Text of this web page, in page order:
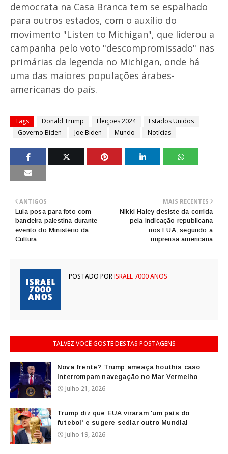
democrata na Casa Branca tem se espalhado
para outros estados, com o auxílio do
movimento "Listen to Michigan", que liderou a
campanha pelo voto "descompromissado" nas
primárias da legenda no Michigan, onde há
uma das maiores populações árabes-
americanas do país.
Tags Donald Trump Eleições 2024
Estados Unidos
Governo Biden
Joe Biden Mundo Notícias
MAIS RECENTES
Nikki Haley desiste da corrida
pela indicação republicana
nos EUA, segundo a
imprensa americana
ANTIGOS
Lula posa para foto com
bandeira palestina durante
evento do Ministério da
Cultura
POSTADO PORISRAEL 7000 ANOS
TALVEZ VOCÊ GOSTE DESTAS POSTAGENS
Nova frente? Trump ameaça houthis caso
interrompam navegação no Mar Vermelho
Julho 21, 2026
Trump diz que EUA viraram 'um país do
futebol' e sugere sediar outro Mundial
Julho 19, 2026